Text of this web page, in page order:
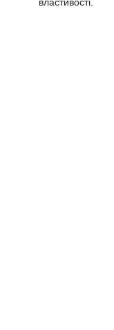
властивості.